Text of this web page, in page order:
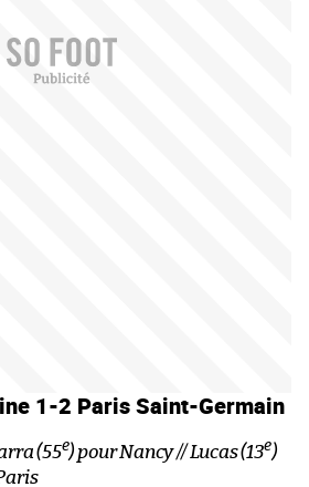
1-2 Paris Saint-Germain
(55e) pour Nancy // Lucas (13e)